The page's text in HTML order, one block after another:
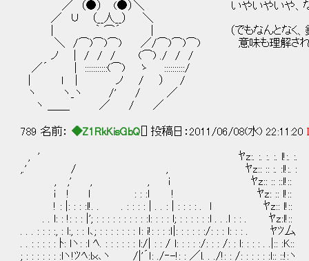
／ （●） (●）＼ いやいやいや、なん
／ ∪ （__人__） ＼
| ｀ ⌒´ | （でもなんとなく、銀ちゃん
＼ /⌒)⌒)⌒) ／/⌒)⌒)⌒) 意味も理解されてる
ノ | / / / (⌒) ./ / /
／´ | :::::::::::(⌒) ゝ ::::::::::/
| ｌ | ノ / ） /
ヽ ヽ_ヽ /' / ／
ヽ ＿＿ ／ / ／
789 名前： ◆Z1RkKisGbQ [] 投稿日：2011/06/08(水) 22:11:20
, ' ﾔz:. :. :. :. l!:. :.
,.' / , ﾔz:: :: :. :l!:. :
, ,' , , i ﾔz:: :: ::l!::
i ! l : : :l ! ﾔz: :: l!::
! : |: : : :l!. . . : : : : | . . : | : : : : . l ﾔz:: l!::
. . l: : !: : : |'; : : : : : : : : : :l: : : : l; : : : : : :l . . .l : : . ﾔz:l!::
. . . : : : :, : l:, : : l､; : : : : : : : ｌ: i!: : : :ｌ|: : : : : :/: : : l: : : . ﾔﾂ厶
. . : : : : : ﾄ: lヽ: :l ﾍ. : : : : : : l:/| : : / l: : : : :/: : : /: : l: : : : . .|:: :K::
; : : : : : : :lヽ!ﾂﾍ:lｘ､ヽ /|'´ｌ: ./‐-!: : ／l. . ./!: : /: : : : : :l:: ::!:ヽ